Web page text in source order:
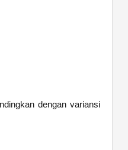
dengan variansi